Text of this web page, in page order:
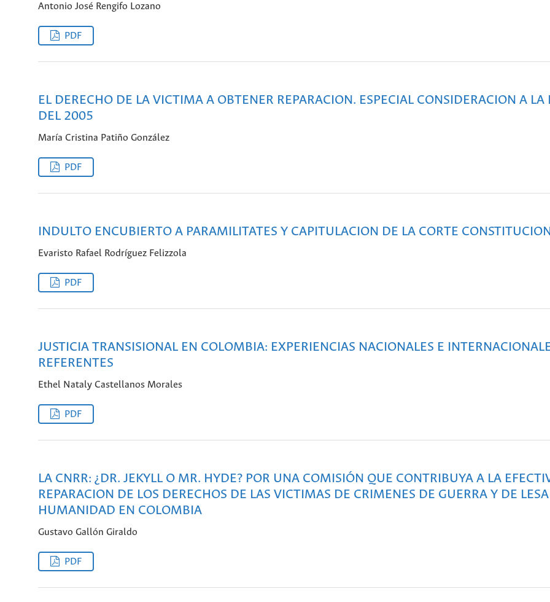
Antonio José Rengifo Lozano
PDF
EL DERECHO DE LA VICTIMA A OBTENER REPARACION. ESPECIAL CONSIDERACION A LA
DEL 2005
María Cristina Patiño González
PDF
INDULTO ENCUBIERTO A PARAMILITATES Y CAPITULACION DE LA CORTE
Evaristo Rafael Rodríguez Felizzola
PDF
JUSTICIA TRANSISIONAL EN COLOMBIA: EXPERIENCIAS NACIONALES E
REFERENTES
Ethel Nataly Castellanos Morales
PDF
LA CNRR: ¿DR. JEKYLL O MR. HYDE? POR UNA COMISIÓN QUE CONTRIBUYA A LA
REPARACION DE LOS DERECHOS DE LAS VICTIMAS DE CRIMENES DE GUERRA Y DE LESA
HUMANIDAD EN COLOMBIA
Gustavo Gallón Giraldo
PDF